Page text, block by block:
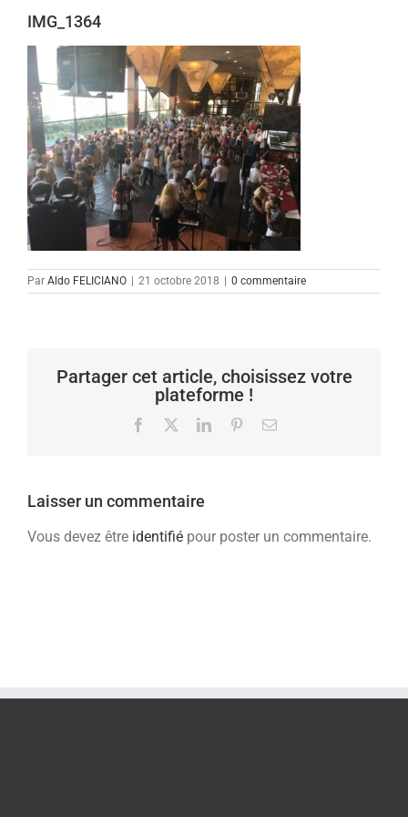
IMG_1364
Par Aldo FELICIANO | 21 octobre 2018 | 0 commentaire
Partager cet article, choisissez votre
plateforme !
Facebook LinkedInPinterestEmail
Laisser un commentaire
Vous devez être identifié pour poster un commentaire.